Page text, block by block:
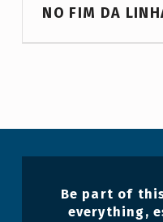
T
e
NO FIM DA
Be part of
everything,